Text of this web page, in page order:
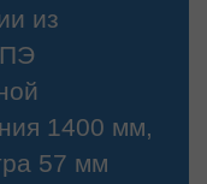
из
1400 мм,
57 мм